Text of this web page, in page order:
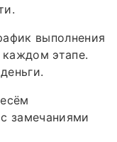
выполнения
этапе.
замечаниями